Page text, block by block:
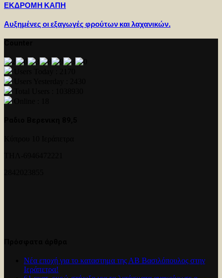
ΕΚΔΡΟΜΗ ΚΑΠΗ
Αυξημένες οι εξαγωγές φρούτων και λαχανικών.
Νέα εποχή για το καταστημα της ΑΒ Βασιλόπουλος στην
Ιεράπετρα!